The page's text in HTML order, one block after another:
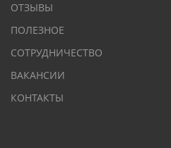
ОТЗЫВЫ
ПОЛЕЗНОЕ
СОТРУДНИЧЕСТВО
ВАКАНСИИ
КОНТАКТЫ